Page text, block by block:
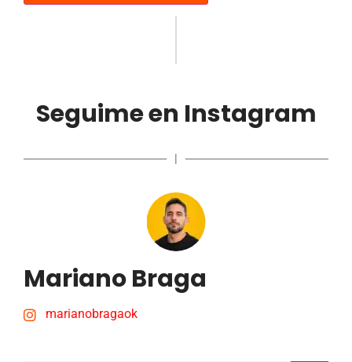
Seguime en Instagram
|
Mariano Braga
marianobragaok